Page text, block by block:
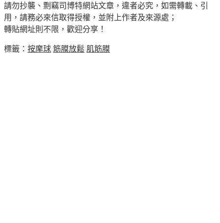
請勿抄襲、剽竊司博特網站文章，違者必究，如需轉載、引
用，請務必來信取得授權，並附上作者及來源處；
轉貼網址則不限，歡迎分享！
標籤： 按摩球 筋膜放鬆 肌筋膜